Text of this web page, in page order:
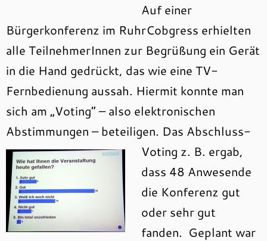
Auf einer
Bürgerkonferenz im RuhrCobgress erhielten
alle TeilnehmerInnen zur Begrüßung ein Gerät
in die Hand gedrückt, das wie eine TV-
Fernbedienung aussah. Hiermit konnte man
sich am „Voting“ – also elektronischen
Abstimmungen – beteiligen. Das Abschluss-
Voting z. B. ergab,
dass 48 Anwesende
die Konferenz gut
oder sehr gut
fanden. Geplant war